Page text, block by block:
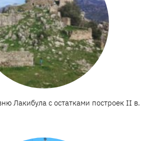
Лакибула с остатками построек II в.